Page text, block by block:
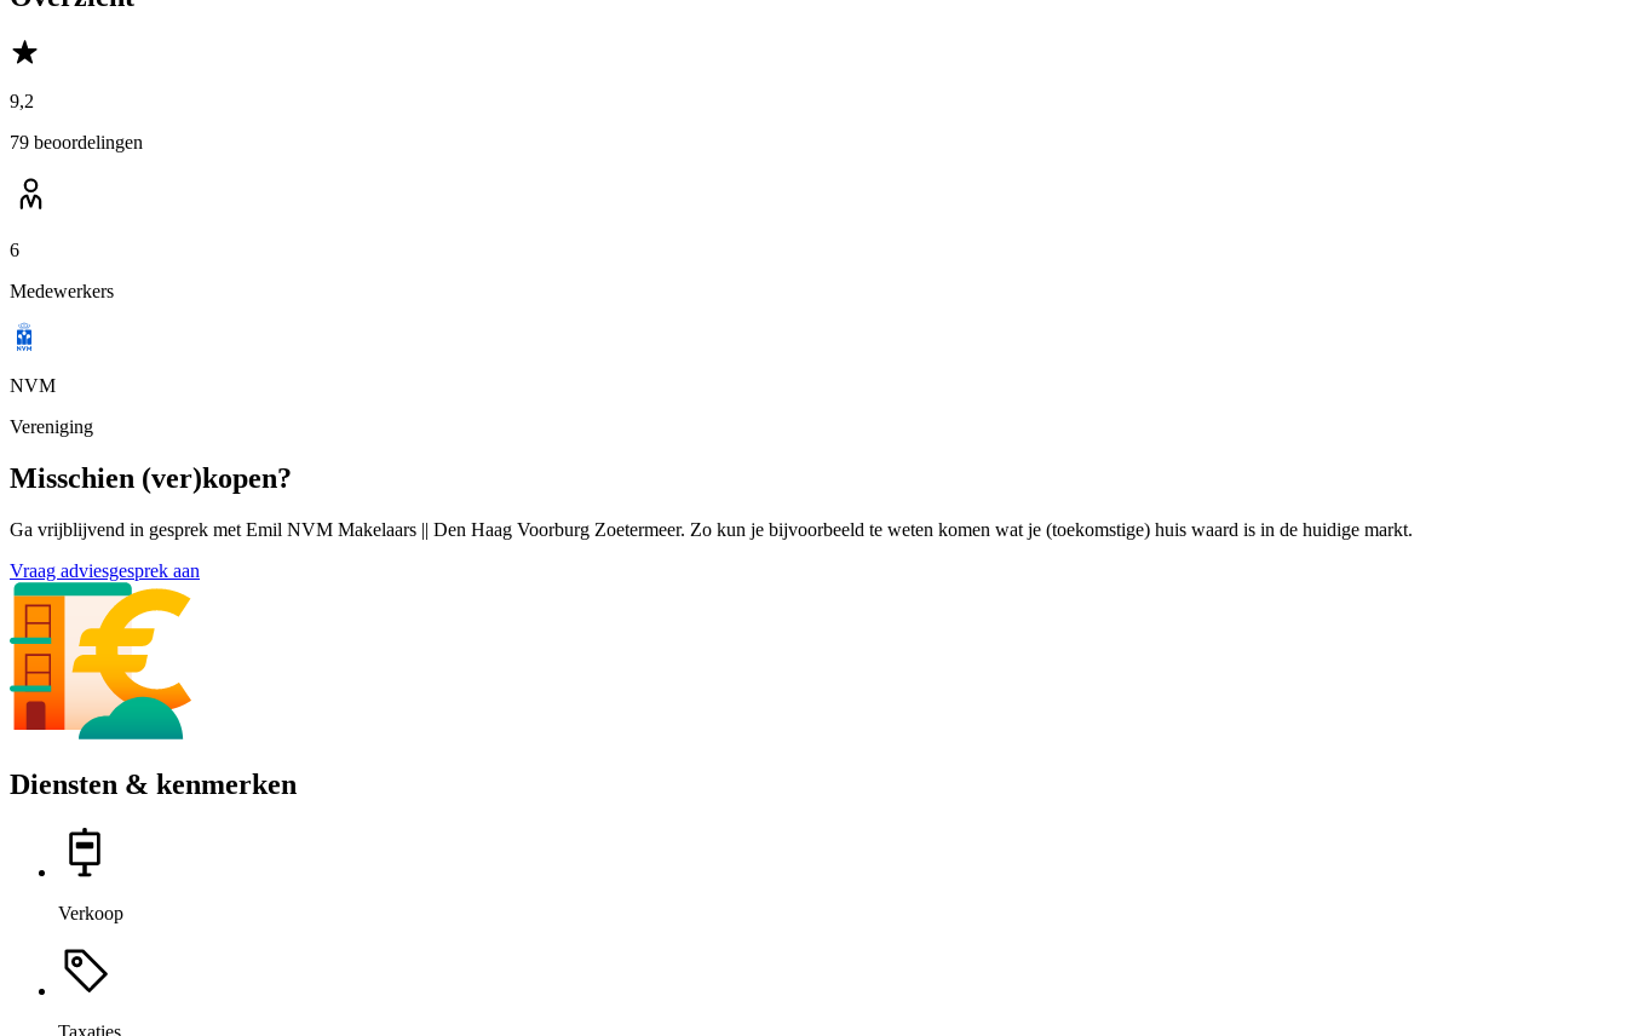
9,2
79 beoordelingen
6
Medewerkers
NVM
Vereniging
Misschien (ver)kopen?
Ga vrijblijvend in gesprek met Emil NVM Makelaars || Den Haag Voorburg Zoetermeer. Zo kun je bijvoorbeeld te weten komen wat je (toekomstige) huis waard is in de huidige markt.
Vraag adviesgesprek aan
Diensten & kenmerken
Verkoop
Taxaties